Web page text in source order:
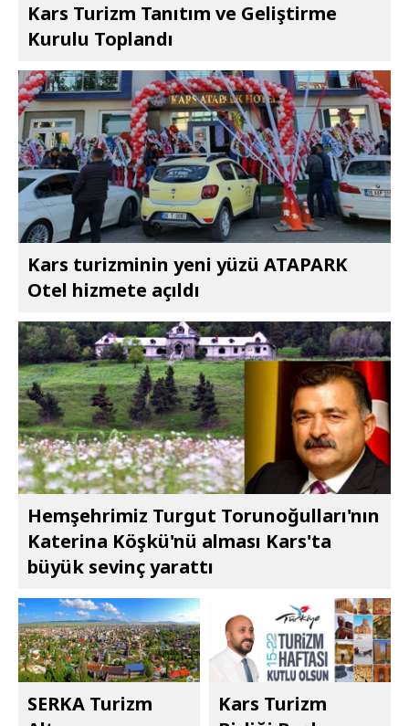
Kars Turizm Tanıtım ve Geliştirme
Kurulu Toplandı
Kars turizminin yeni yüzü ATAPARK
Otel hizmete açıldı
Hemşehrimiz Turgut Torunoğulları'nın
Katerina Köşkü'nü alması Kars'ta
büyük sevinç yarattı
SERKA Turizm
Kars Turizm